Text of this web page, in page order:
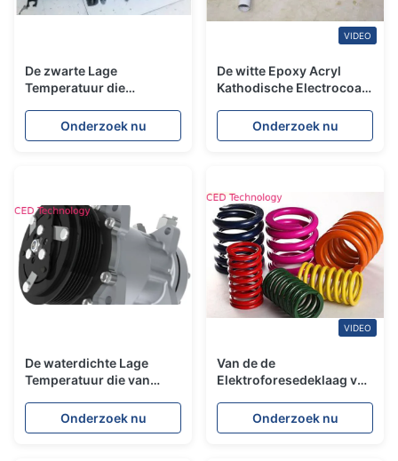
De zwarte Lage
Temperatuur die
Laagverf genezen
bespaart Energie
Onderzoek nu
VIDEO
De witte Epoxy Acryl
Kathodische Electrocoat-
Verfschuring
Onderzoek nu
De waterdichte Lage
Temperatuur die van
voor Autodelen genezen
Onderzoek nu
VIDEO
Van de de
Elektroforesedeklaag van
de Verf van Epd voor de
Lente
Onderzoek nu